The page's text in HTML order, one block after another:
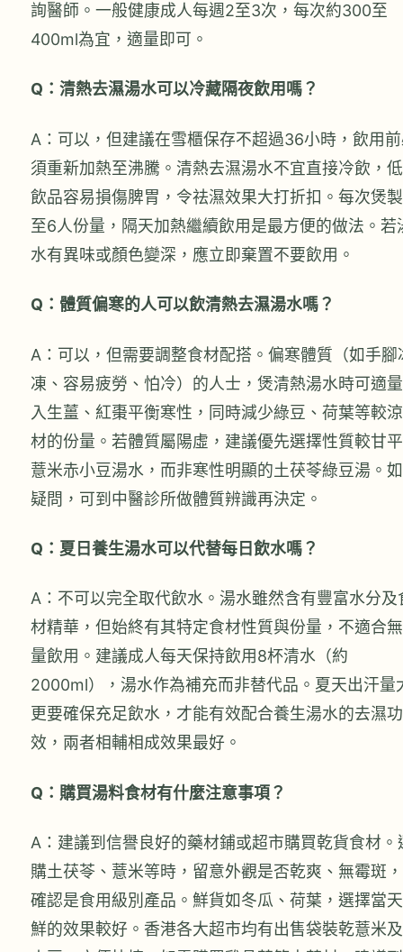
詢醫師。一般健康成人每週2至3次，每次約300至
400ml為宜，適量即可。
Q：清熱去濕湯水可以冷藏隔夜飲用嗎？
A：可以，但建議在雪櫃保存不超過36小時，飲用
須重新加熱至沸騰。清熱去濕湯水不宜直接冷飲，
飲品容易損傷脾胃，令祛濕效果大打折扣。每次煲
至6人份量，隔天加熱繼續飲用是最方便的做法。若
水有異味或顏色變深，應立即棄置不要飲用。
Q：體質偏寒的人可以飲清熱去濕湯水嗎？
A：可以，但需要調整食材配搭。偏寒體質（如手腳
凍、容易疲勞、怕冷）的人士，煲清熱湯水時可適
入生薑、紅棗平衡寒性，同時減少綠豆、荷葉等較
材的份量。若體質屬陽虛，建議優先選擇性質較甘
薏米赤小豆湯水，而非寒性明顯的土茯苓綠豆湯。
疑問，可到中醫診所做體質辨識再決定。
Q：夏日養生湯水可以代替每日飲水嗎？
A：不可以完全取代飲水。湯水雖然含有豐富水分及
材精華，但始終有其特定食材性質與份量，不適合
量飲用。建議成人每天保持飲用8杯清水（約
2000ml），湯水作為補充而非替代品。夏天出汗量
更要確保充足飲水，才能有效配合養生湯水的去濕功
效，兩者相輔相成效果最好。
Q：購買湯料食材有什麼注意事項？
A：建議到信譽良好的藥材鋪或超市購買乾貨食材。
購土茯苓、薏米等時，留意外觀是否乾爽、無霉斑
確認是食用級別產品。鮮貨如冬瓜、荷葉，選擇當
鮮的效果較好。香港各大超市均有出售袋裝乾薏米